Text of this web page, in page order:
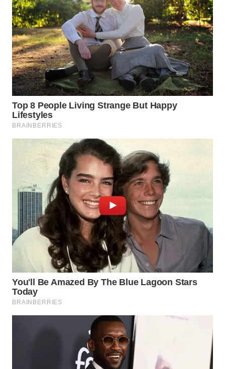
WN
LABUHANBATU
WN
TAPANULI
TENGAH
WN DELI
SERDANG
TEBING
TINGGI
WN
PAKPAK
WN
KARAWANG
BEKASI
WN
BOGOR